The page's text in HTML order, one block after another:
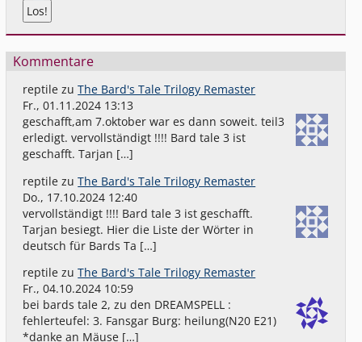
Kommentare
reptile zuThe Bard's Tale Trilogy Remaster
Fr., 01.11.2024 13:13
geschafft,am 7.oktober war es dann soweit. teil3
erledigt. vervollständigt !!!! Bard tale 3 ist
geschafft. Tarjan […]
reptile zuThe Bard's Tale Trilogy Remaster
Do., 17.10.2024 12:40
vervollständigt !!!! Bard tale 3 ist geschafft.
Tarjan besiegt. Hier die Liste der Wörter in
deutsch für Bards Ta […]
reptile zuThe Bard's Tale Trilogy Remaster
Fr., 04.10.2024 10:59
bei bards tale 2, zu den DREAMSPELL :
fehlerteufel: 3. Fansgar Burg: heilung(N20 E21)
*danke an Mäuse […]